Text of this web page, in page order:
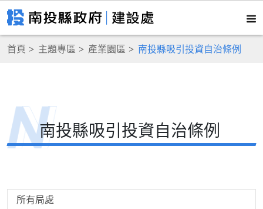
首頁 主題專區 產業園區 南投縣吸引投資自治條例
南投縣吸引投資自治條例